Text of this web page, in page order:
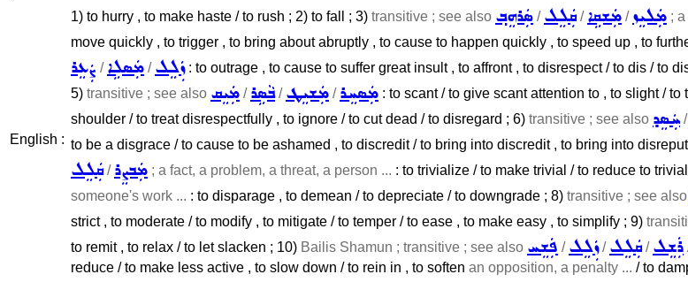
English :
1) to hurry , to make haste / to rush ; 2) to fall ; 3) transitive ; see also ܣܲܪܗܸܒ݂ /ܩܲܠܸܠ/ܡܲܫܩܹܐ /ܡܲܠܝܸܙ ;
move quickly , to trigger , to bring about abruptly , to cause to happen quickly , to speed up , to
ܨܲܥܸܪ /ܡܲܣܠܹܐ /ܙܲܠܸܠ: to outrage , to cause to suffer great insult , to affront , to disrespect / to dis / to
5) transitive ; see also ܡܲܝܸܩ /ܒܵܣܹܪ/ܡܲܫܝܸܛ /ܡܲܣܚܸܪ : to scant / to give scant attention to , to slight /
shoulder / to treat disrespectfully , to ignore / to cut dead / to disregard ; 6) transitive ; see also ܚܲܣܸܕ /
to be a disgrace / to cause to be ashamed , to discredit / to bring into discredit , to bring into
ܩܲܠܸܠ/ܡܲܒܨܸܪ ; a fact, a problem, a threat, a person ... : to trivialize / to make trivial / to reduce to
someone's work ... : to disparage , to demean / to depreciate / to downgrade ; 8) transitive ; see also
strict , to moderate / to modify , to mitigate / to temper / to ease , to make easy , to simplify ; 9)
to remit , to relax / to let slacken ; 10) Bailis Shamun ; transitive ; see also ܦܲܫܸܚ /ܙܲܠܸܠ/ܩܲܠܸܠ/ܪܲܫܸܠ
reduce / to make less active , to slow down / to rein in , to soften an opposition, a penalty ... / to